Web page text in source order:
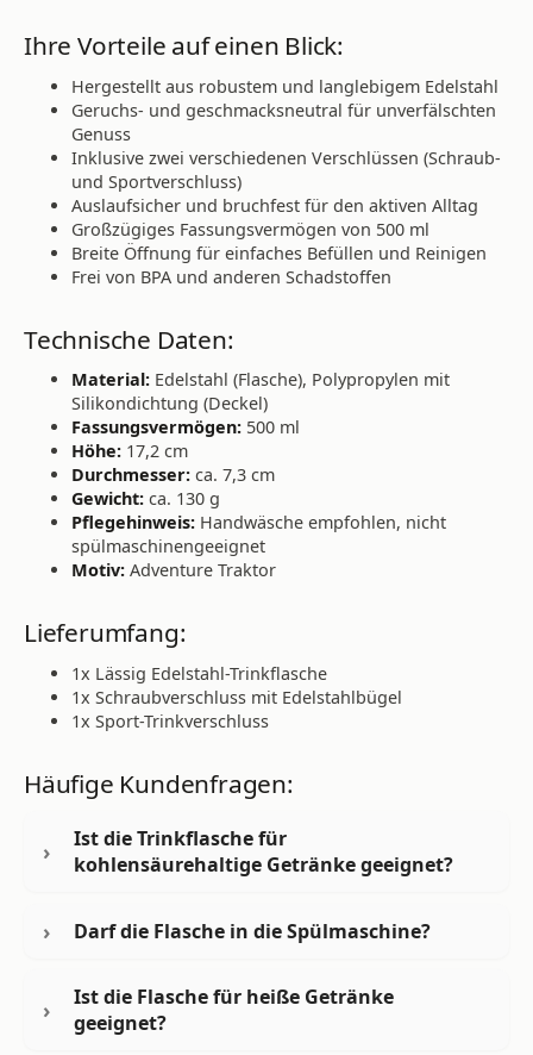
Ihre Vorteile auf einen Blick:
Hergestellt aus robustem und langlebigem Edelstahl
Geruchs- und geschmacksneutral für unverfälschten
Genuss
Inklusive zwei verschiedenen Verschlüssen (Schraub-
und Sportverschluss)
Auslaufsicher und bruchfest für den aktiven Alltag
Großzügiges Fassungsvermögen von 500 ml
Breite Öffnung für einfaches Befüllen und Reinigen
Frei von BPA und anderen Schadstoffen
Technische Daten:
Material: Edelstahl (Flasche), Polypropylen mit
Silikondichtung (Deckel)
Fassungsvermögen: 500 ml
Höhe: 17,2 cm
Durchmesser: ca. 7,3 cm
Gewicht: ca. 130 g
Pflegehinweis: Handwäsche empfohlen, nicht
spülmaschinengeeignet
Motiv: Adventure Traktor
Lieferumfang:
1x Lässig Edelstahl-Trinkflasche
1x Schraubverschluss mit Edelstahlbügel
1x Sport-Trinkverschluss
Häufige Kundenfragen:
Ist die Trinkflasche für
kohlensäurehaltige Getränke geeignet?
Darf die Flasche in die Spülmaschine?
Ist die Flasche für heiße Getränke
geeignet?